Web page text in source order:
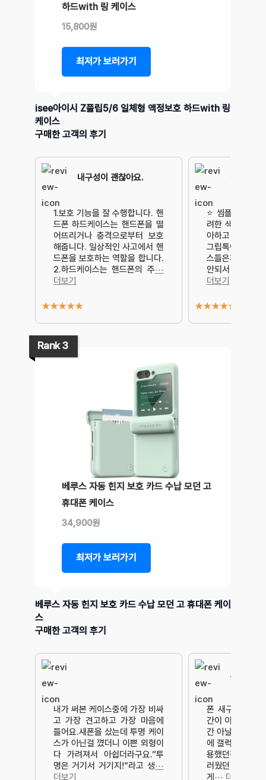
하드with 링 케이스
15,800원
최저가 보러가기
isee아이시 Z플립5/6 일체형 액정보호 하드with 링
케이스
구매한 고객의 후기
내구성이 괜찮아요.
1.보호 기능을 잘 수행합니다. 핸
드폰 하드케이스는 핸드폰을 떨
어뜨리거나 충격으로부터 보호
해줍니다. 일상적인 사고에서 핸
드폰을 보호하는 역할을 합니다.
2.하드케이스는 핸드폰의 주⋯
더보기
★★★★★
깔끔 그
⭐ 씸플 이즈 베
려한 색감과 모
아하고 자주 사
그립톡이 달려
스들은페이결제
안되서 불편하
더보기
★★★★★
Rank 3
베루스 자동 힌지 보호 카드 수납 모던 고
휴대폰 케이스
34,900원
최저가 보러가기
베루스 자동 힌지 보호 카드 수납 모던 고 휴대폰 케이
스
구매한 고객의 후기
내가 써본 케이스중에 가장 비싸
고 가장 견고하고 가장 마음에
들어요.새폰을 샀는데 투명 케이
스가 아닌걸 꼈더니 이쁜 외형이
다 가려져서 아쉽더라구요.”투
명은 거기서 거기지!”라고 생⋯
더보기
보호력 디
폰 새구매 후 가
간이 이렇게 케
간 아닐까요 베
에 갤럭시 울트
용했던적이 있
러웠던 느낌으
게 ⋯ 더보기